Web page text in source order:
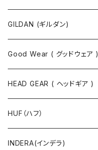
スウェット
パーカ
ジャケット
ニット
ボトムス
GILDAN (ギルダン)
ソックス
Good Wear ( グッドウェア )
HEAD GEAR ( ヘッドギア )
HUF（ハフ）
INDERA(インデラ)